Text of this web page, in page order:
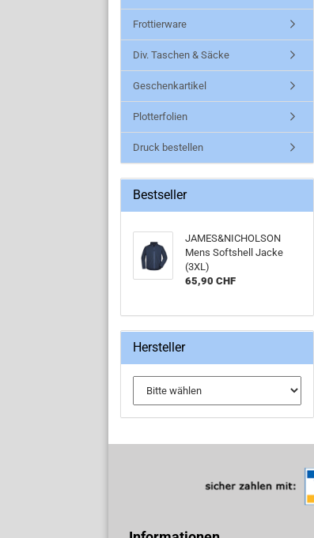
Frottierware
Div. Taschen & Säcke
Geschenkartikel
Plotterfolien
Druck bestellen
Bestseller
JAMES&NICHOLSON
Mens Softshell Jacke
(3XL)
65,90 CHF
Hersteller